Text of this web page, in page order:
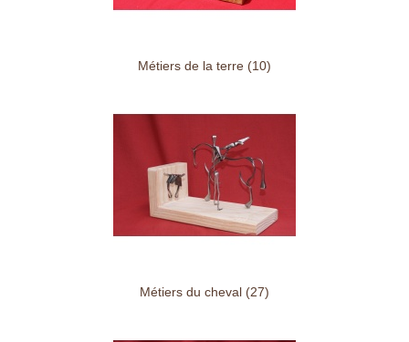
Métiers de la terre (10)
Métiers du cheval (27)